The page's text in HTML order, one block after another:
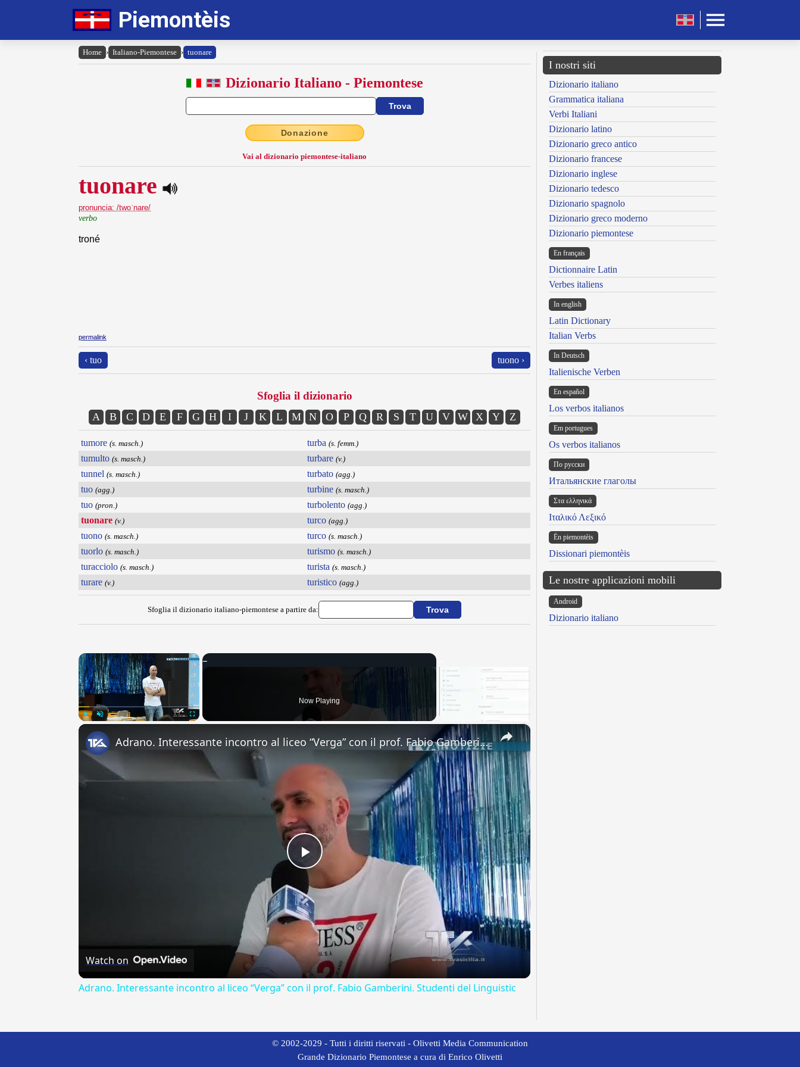
Piemontèis
Home › Italiano-Piemontese › tuonare
Dizionario Italiano - Piemontese
Donazione
Vai al dizionario piemontese-italiano
tuonare
pronuncia: /twoˈnare/
verbo
troné
permalink
‹ tuo tuono ›
Sfoglia il dizionario
A B C D E F G H I J K L M N O P Q R S T U V W X Y Z
tumore (s. masch.)
tumulto (s. masch.)
tunnel (s. masch.)
tuo (agg.)
tuo (pron.)
tuonare (v.)
tuono (s. masch.)
tuorlo (s. masch.)
turacciolo (s. masch.)
turare (v.)
turba (s. femm.)
turbare (v.)
turbato (agg.)
turbine (s. masch.)
turbolento (agg.)
turco (agg.)
turco (s. masch.)
turismo (s. masch.)
turista (s. masch.)
turistico (agg.)
Sfoglia il dizionario italiano-piemontese a partire da:
×
Now Playing
×
Play
Video
Adrano. Interessante incontro al liceo “Verga” con il prof. Fabio Gamberini. Studenti del Linguistic
Watch on
Adrano. Interessante incontro al liceo “Verga” con il prof. Fabio Gamberini. Studenti del Linguistic
I nostri siti
Dizionario italiano
Grammatica italiana
Verbi Italiani
Dizionario latino
Dizionario greco antico
Dizionario francese
Dizionario inglese
Dizionario tedesco
Dizionario spagnolo
Dizionario greco moderno
Dizionario piemontese
En français
Dictionnaire Latin
Verbes italiens
In english
Latin Dictionary
Italian Verbs
In Deutsch
Italienische Verben
En español
Los verbos italianos
Em portugues
Os verbos italianos
По русски
Итальянские глаголы
Στα ελληνικά
Ιταλικό Λεξικό
Ën piemontèis
Dissionari piemontèis
Le nostre applicazioni mobili
Android
Dizionario italiano
© 2002-2029 - Tutti i diritti riservati - Olivetti Media Communication
Grande Dizionario Piemontese a cura di Enrico Olivetti